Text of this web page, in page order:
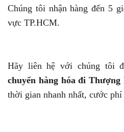
Chúng tôi nhận hàng đến 5
vực TP.HCM.
Hãy liên hệ với chúng tôi
chuyển hàng hóa đi Thượng
thời gian nhanh nhất, cước phí